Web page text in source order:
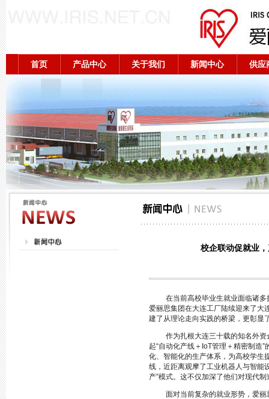
首页 产品中心 关于我们 新闻中心 供应
校企联动促就业
在当前高校毕业生就业面临诸
爱丽思集团在大连工厂陆续迎来了大
建了从理论走向实践的桥梁，更彰显
作为扎根大连三十载的知名外
起“自动化产线＋IoT管理＋精密制造
化、智能化的生产体系，为高校学生
线，近距离观摩了工业机器人与智能
产”模式。这不仅加深了他们对现代
面对当前复杂的就业形势，爱